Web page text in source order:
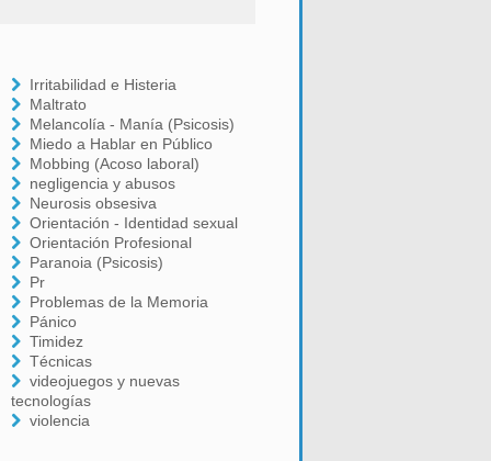
Irritabilidad e Histeria
Maltrato
Melancolía - Manía (Psicosis)
Miedo a Hablar en Público
Mobbing (Acoso laboral)
negligencia y abusos
Neurosis obsesiva
Orientación - Identidad sexual
Orientación Profesional
Paranoia (Psicosis)
Pr
Problemas de la Memoria
Pánico
Timidez
Técnicas
videojuegos y nuevas
tecnologías
violencia